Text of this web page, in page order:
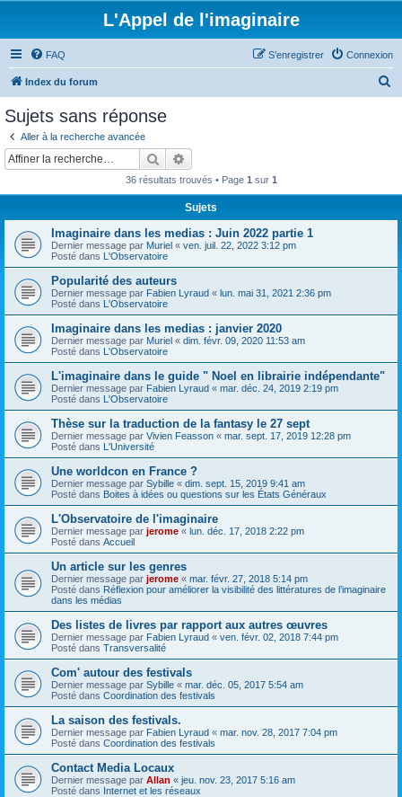
L'Appel de l'imaginaire
FAQ Connexion
S’enregistrer
Index du forum
Sujets sans réponse
Aller à la recherche avancée
Rechercher
36 résultats trouvés • Page 1 sur 1
Sujets
Imaginaire dans les medias : Juin 2022 partie 1
Dernier message par Muriel « ven. juil. 22, 2022 3:12 pm
Posté dans L'Observatoire
Popularité des auteurs
Dernier message par Fabien Lyraud « lun. mai 31, 2021 2:36 pm
Posté dans L'Observatoire
Imaginaire dans les medias : janvier 2020
Dernier message par Muriel « dim. févr. 09, 2020 11:53 am
Posté dans L'Observatoire
L'imaginaire dans le guide " Noel en librairie indépendante"
Dernier message par Fabien Lyraud « mar. déc. 24, 2019 2:19 pm
Posté dans L'Observatoire
Thèse sur la traduction de la fantasy le 27 sept
Dernier message par Vivien Feasson « mar. sept. 17, 2019 12:28 pm
Posté dans L'Université
Une worldcon en France ?
Dernier message par Sybille « dim. sept. 15, 2019 9:41 am
Posté dans Boites à idées ou questions sur les États Généraux
L'Observatoire de l'imaginaire
Dernier message par jerome « lun. déc. 17, 2018 2:22 pm
Posté dans Accueil
Un article sur les genres
Dernier message par jerome « mar. févr. 27, 2018 5:14 pm
Posté dans Réflexion pour améliorer la visibilité des littératures de l’imaginaire
dans les médias
Des listes de livres par rapport aux autres œuvres
Dernier message par Fabien Lyraud « ven. févr. 02, 2018 7:44 pm
Posté dans Transversalité
Com' autour des festivals
Dernier message par Sybille « mar. déc. 05, 2017 5:54 am
Posté dans Coordination des festivals
La saison des festivals.
Dernier message par Fabien Lyraud « mar. nov. 28, 2017 7:04 pm
Posté dans Coordination des festivals
Contact Media Locaux
Dernier message par Allan « jeu. nov. 23, 2017 5:16 am
Posté dans Internet et les réseaux